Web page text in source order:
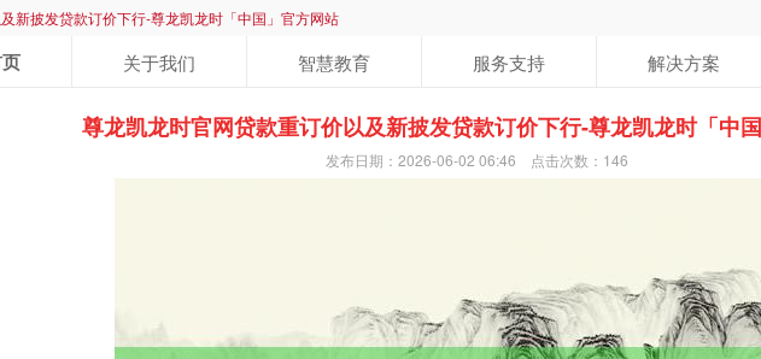
新披发贷款订价下行-尊龙凯龙时「中国」官方网站
关于我们 智慧教育 服务支持 解决方案
尊龙凯龙时官网贷款重订价以及新披发贷款订价下行-尊龙凯龙时「中
发布日期：2026-06-02 06:46 点击次数：146